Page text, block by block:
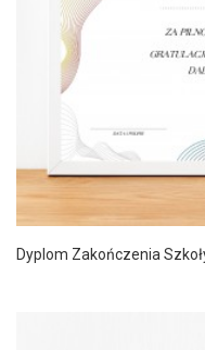
Dyplom Zakończenia